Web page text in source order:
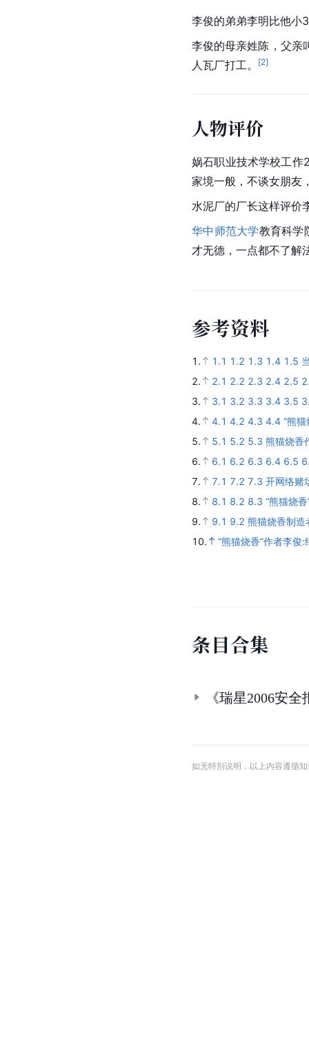
李俊的弟弟李明比他小
李俊的母亲姓陈，父亲
人瓦厂打工。
[2]
人物评价
娲石职业技术学校工作
家境一般，不谈女朋友
水泥厂的厂长这样评价
华中师范大学教育科学
才无德，一点都不了解
参考资料
1. 1.1 1.2 1.3 1.4 1.5
2.
2.1 2.2 2.3 2.4 2.5
3.
3.1 3.2 3.3 3.4 3.5
4.
4.1 4.2 4.3 4.4 “熊
5.
5.1 5.2 5.3 熊猫烧香
6.
6.1 6.2 6.3 6.4 6.5
7.
7.1 7.2 7.3 开网络赌
8.
8.1 8.2 8.3 “熊猫烧
9.
9.1 9.2 熊猫烧香制造
10.
“熊猫烧香”作者李俊
条目合集
《瑞星2006安
如无特别说明，以上内容遵循